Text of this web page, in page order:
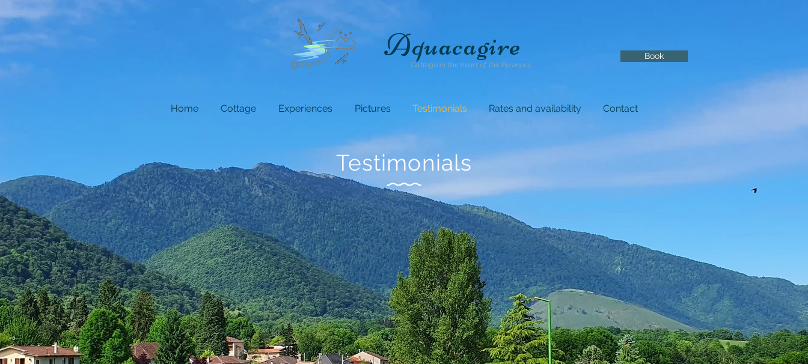
Aquacagire
Cottage in the heart of the Pyrenees
Book
Home Cottage Experiences Pictures Testimonials Rates and availability Contact
Testimonials